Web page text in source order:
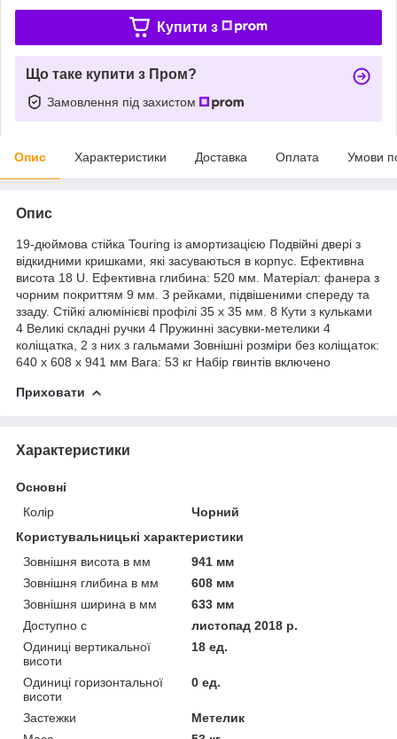
Купити з
Що таке купити з Пром?
Замовлення під захистом
Опис Характеристики Доставка Оплата Умови
Опис
19-дюймова стійка Touring із амортизацією Подвійні двері з
відкидними кришками, які засуваються в корпус. Ефективна
висота 18 U. Ефективна глибина: 520 мм. Матеріал: фанера з
чорним покриттям 9 мм. З рейками, підвішеними спереду та
ззаду. Стійкі алюмінієві профілі 35 x 35 мм. 8 Кути з кульками
4 Великі складні ручки 4 Пружинні засувки-метелики 4
коліщатка, 2 з них з гальмами Зовнішні розміри без коліщаток:
640 x 608 x 941 мм Вага: 53 кг Набір гвинтів включено
Приховати
Характеристики
Основні
Колір
Чорний
Користувальницькі характеристики
Зовнішня висота в мм
941 мм
Зовнішня глибина в мм
608 мм
Зовнішня ширина в мм
633 мм
Доступно с
листопад 2018 р.
Одиниці вертикальної
висоти
18 ед.
Одиниці горизонтальної
висоти
0 ед.
Застежки
Метелик